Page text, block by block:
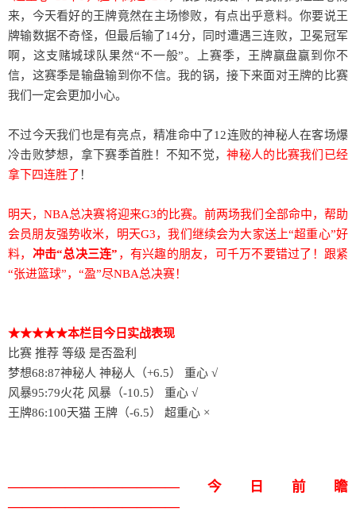
来，今天看好的王牌竟然在主场惨败，有点出乎意料。你要说王
牌输数据不奇怪，但最后输了14分，同时遭遇三连败，卫冕冠军
啊，这支赌城球队果然“不一般”。上赛季，王牌赢盘赢到你不
信，这赛季是输盘输到你不信。我的锅，接下来面对王牌的比赛
我们一定会更加小心。
不过今天我们也是有亮点，精准命中了12连败的神秘人在客场爆
冷击败梦想，拿下赛季首胜！不知不觉，神秘人的比赛我们已经
拿下四连胜了 ！
明天，NBA总决赛将迎来G3的比赛。前两场我们全部命中，帮助
会员朋友强势收米，明天G3，我们继续会为大家送上“超重心”好
料， 冲击“总决三连” ，有兴趣的朋友，可千万不要错过了！跟紧
“张进篮球”，“盈”尽NBA总决赛！
★★★★★本栏目今日实战表现
比赛 推荐 等级 是否盈利
梦想68:87神秘人 神秘人（+6.5） 重心 √
风暴95:79火花 风暴（-10.5） 重心 √
王牌86:100天猫 王牌（-6.5） 超重心 ×
————————————今日前瞻
————————————